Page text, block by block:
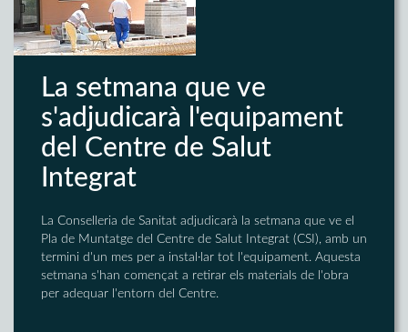
La setmana que ve
s'adjudicarà l'equipament
del Centre de Salut
Integrat
La Conselleria de Sanitat adjudicarà la setmana que ve el
Pla de Muntatge del Centre de Salut Integrat (CSI), amb un
termini d'un mes per a instal·lar tot l'equipament. Aquesta
setmana s'han començat a retirar els materials de l'obra
per adequar l'entorn del Centre.